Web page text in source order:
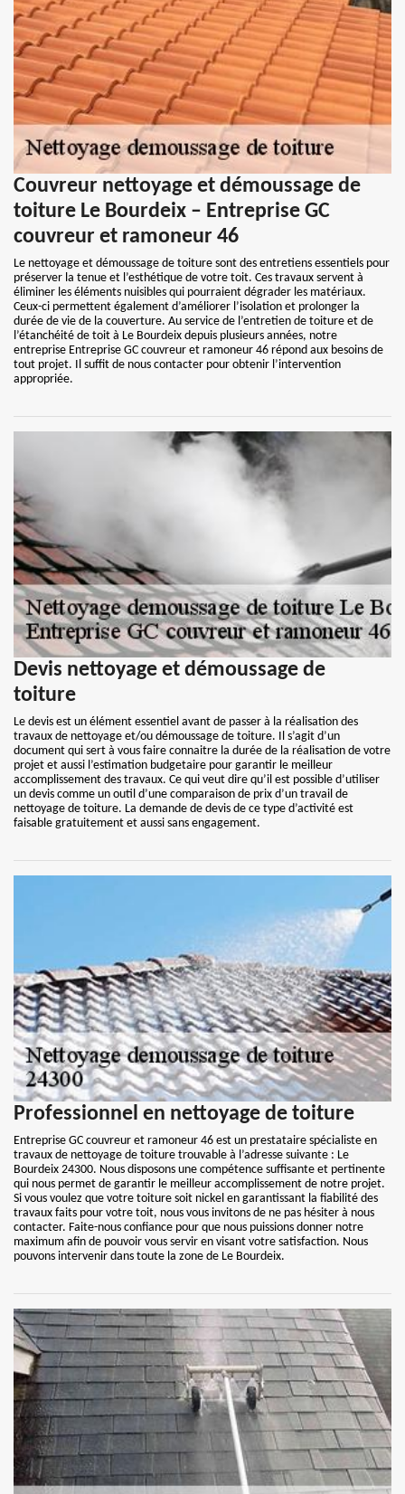
Couvreur nettoyage et démoussage de
toiture Le Bourdeix – Entreprise GC
couvreur et ramoneur 46
Le nettoyage et démoussage de toiture sont des entretiens essentiels pour
préserver la tenue et l’esthétique de votre toit. Ces travaux servent à
éliminer les éléments nuisibles qui pourraient dégrader les matériaux.
Ceux-ci permettent également d’améliorer l’isolation et prolonger la
durée de vie de la couverture. Au service de l’entretien de toiture et de
l’étanchéité de toit à Le Bourdeix depuis plusieurs années, notre
entreprise Entreprise GC couvreur et ramoneur 46 répond aux besoins de
tout projet. Il suffit de nous contacter pour obtenir l’intervention
appropriée.
Devis nettoyage et démoussage de
toiture
Le devis est un élément essentiel avant de passer à la réalisation des
travaux de nettoyage et/ou démoussage de toiture. Il s’agit d’un
document qui sert à vous faire connaitre la durée de la réalisation de votre
projet et aussi l’estimation budgetaire pour garantir le meilleur
accomplissement des travaux. Ce qui veut dire qu’il est possible d’utiliser
un devis comme un outil d’une comparaison de prix d’un travail de
nettoyage de toiture. La demande de devis de ce type d’activité est
faisable gratuitement et aussi sans engagement.
Professionnel en nettoyage de toiture
Entreprise GC couvreur et ramoneur 46 est un prestataire spécialiste en
travaux de nettoyage de toiture trouvable à l’adresse suivante : Le
Bourdeix 24300. Nous disposons une compétence suffisante et pertinente
qui nous permet de garantir le meilleur accomplissement de notre projet.
Si vous voulez que votre toiture soit nickel en garantissant la fiabilité des
travaux faits pour votre toit, nous vous invitons de ne pas hésiter à nous
contacter. Faite-nous confiance pour que nous puissions donner notre
maximum afin de pouvoir vous servir en visant votre satisfaction. Nous
pouvons intervenir dans toute la zone de Le Bourdeix.